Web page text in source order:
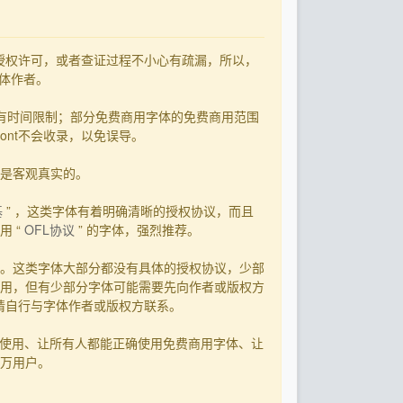
许可，或者查证过程不小心有疏漏，所以，
者。
间限制；部分免费商用字体的免费商用范围
不会收录，以免误导。
客观真实的。
” ，这类字体有着明确清晰的授权协议，而且
“ OFL协议 ” 的字体，强烈推荐。
这类字体大部分都没有具体的授权协议，少部
，但有少部分字体可能需要先向作者或版权方
行与字体作者或版权方联系。
用、让所有人都能正确使用免费商用字体、让
用户。